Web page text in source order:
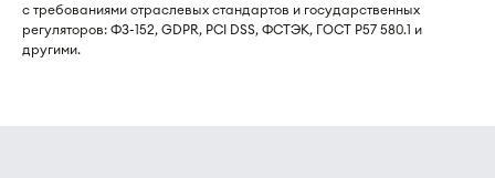
с требованиями отраслевых стандартов и государственных
регуляторов: ФЗ-152, GDPR, PCI DSS, ФСТЭК, ГОСТ Р57 580.1 и
другими.